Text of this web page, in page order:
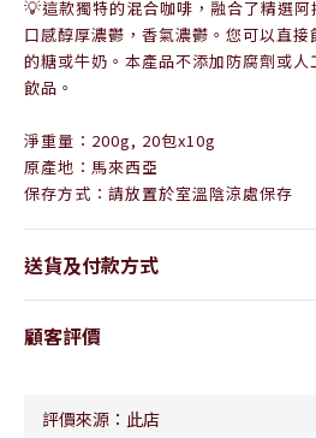
💡這款獨特的混合咖啡，融合了精選阿
口感醇厚濃鬱，香氣濃鬱。您可以直
的糖或牛奶。本產品不添加防腐劑或
飲品。
淨重量：200g, 20包x10g
原產地：馬來西亞
保存方式：請放置於室溫陰涼處保存
送貨及付款方式
顧客評價